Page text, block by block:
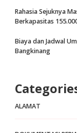
Rahasia Sejuknya
Berkapasitas
Biaya dan Jadwal
Bangkinang
ALAMAT